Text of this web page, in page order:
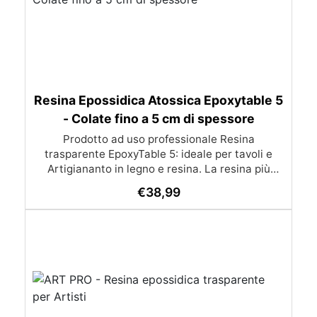
Resina Epossidica Atossica Epoxytable 5
- Colate fino a 5 cm di spessore
Prodotto ad uso professionale Resina
trasparente EpoxyTable 5: ideale per tavoli e
Artigiananto in legno e resina. La resina più
perfetta per colate di alto spessore fino a 5 cm.
Applicazioni Principali: Realizzazione di tavoli in
monete, pietre, ecc) Colate riempitive in
spessore dentro stampi e cassaforme
Caratteristiche principali: ✅ Bassissima
€38,99